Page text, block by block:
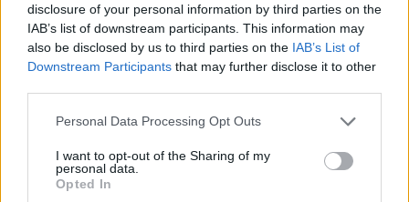
disclosure of your personal information by third parties on the
IAB’s list of downstream participants. This information may
also be disclosed by us to third parties on the IAB’s List of
Downstream Participants that may further disclose it to other
Please note that this website/app uses one or more Google
not limited to your visit or usage behaviour. You may click to
grant or deny consent to Google and its third-party tags to
use your data for below specified purposes in below Google
Personal Data Processing Opt Outs
I want to opt-out of the Sharing of my
personal data.
Opted In
A 2012-es I/O konferencián bejelentett, a kamerája miatt
pedig világszerte nagy felzúdulást keltettGoogle Glass
a rendkívül nehéz beszerezhetősége következtében
azonban jövő kedden, azaz 2014. április 15-én bármely
megpróbálkozhat venni egyet belőle.